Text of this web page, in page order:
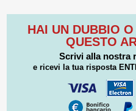
HAI UN DUBBIO
QUESTO
Scrivi alla nostra
e ricevi la tua risposta